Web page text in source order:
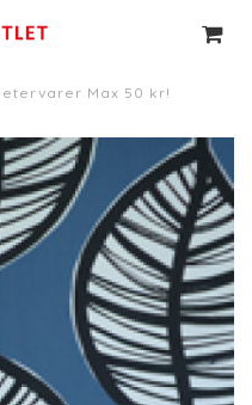
Max 50 kr!